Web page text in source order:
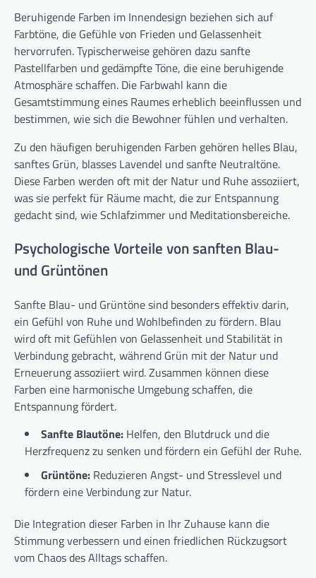
Beruhigende Farben im Innendesign beziehen sich auf
Farbtöne, die Gefühle von Frieden und Gelassenheit
hervorrufen. Typischerweise gehören dazu sanfte
Pastellfarben und gedämpfte Töne, die eine beruhigende
Atmosphäre schaffen. Die Farbwahl kann die
Gesamtstimmung eines Raumes erheblich beeinflussen und
bestimmen, wie sich die Bewohner fühlen und verhalten.
Zu den häufigen beruhigenden Farben gehören helles Blau,
sanftes Grün, blasses Lavendel und sanfte Neutraltöne.
Diese Farben werden oft mit der Natur und Ruhe assoziiert,
was sie perfekt für Räume macht, die zur Entspannung
gedacht sind, wie Schlafzimmer und Meditationsbereiche.
Psychologische Vorteile von sanften Blau-
und Grüntönen
Sanfte Blau- und Grüntöne sind besonders effektiv darin,
ein Gefühl von Ruhe und Wohlbefinden zu fördern. Blau
wird oft mit Gefühlen von Gelassenheit und Stabilität in
Verbindung gebracht, während Grün mit der Natur und
Erneuerung assoziiert wird. Zusammen können diese
Farben eine harmonische Umgebung schaffen, die
Entspannung fördert.
Sanfte Blautöne: Helfen, den Blutdruck und die
Herzfrequenz zu senken und fördern ein Gefühl der Ruhe.
Grüntöne: Reduzieren Angst- und Stresslevel und
fördern eine Verbindung zur Natur.
Die Integration dieser Farben in Ihr Zuhause kann die
Stimmung verbessern und einen friedlichen Rückzugsort
vom Chaos des Alltags schaffen.